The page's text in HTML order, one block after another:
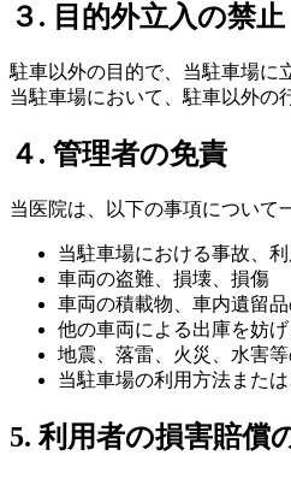
３. 目的外立入の禁止
駐車以外の目的で、当駐車場に
当駐車場において、駐車以外の
４. 管理者の免責
当医院は、以下の事項について
当駐車場における事故、
車両の盗難、損壊、損傷
車両の積載物、車内遺留
他の車両による出庫を妨
地震、落雷、火災、水害
当駐車場の利用方法また
5. 利用者の損害賠償